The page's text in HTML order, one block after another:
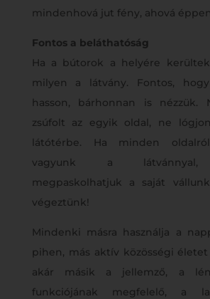
mindenhová jut fény, ahová
Fontos a beláthatóság
Ha a bútorok a helyére
milyen a látvány. Fontos,
hasson, bárhonnan is nézzük.
zsúfolt az egyik oldal, ne
látótérbe. Ha minden
vagyunk a látvánnyal,
megpaskolhatjuk a saját
végeztünk!
Mindenki másra használja a
pihen, más aktív közösségi
akár másik a jellemző, a
funkciójának megfelelő, a